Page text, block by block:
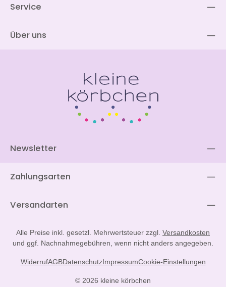
Service
Über uns
Newsletter
Zahlungsarten
Versandarten
Alle Preise inkl. gesetzl. Mehrwertsteuer zzgl. Versandkosten
und ggf. Nachnahmegebühren, wenn nicht anders angegeben.
© 2026 kleine körbchen
WiderrufAGBDatenschutzImpressumCookie-Einstellungen